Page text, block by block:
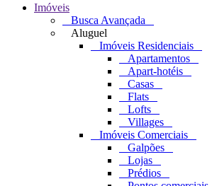
Imóveis
Busca Avançada
Aluguel
Imóveis Residenciais
Apartamentos
Apart-hotéis
Casas
Flats
Lofts
Villages
Imóveis Comerciais
Galpões
Lojas
Prédios